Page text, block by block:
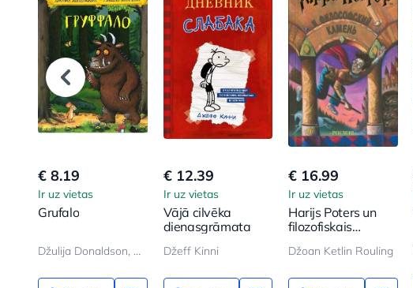
€ 8.19
Ir uz vietas
Grufalo
Džulija Donaldson, Aksel Šeffler
€ 12.39
Ir uz vietas
Vājā cilvēka
dienasgrāmata
Džeff Kinni
€ 16.99
Ir uz vietas
Harijs Poters un
filozofiskais
Džoan Ketlin Rouling